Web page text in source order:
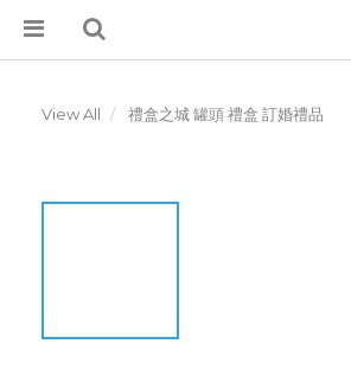
View All 禮盒之城 罐頭 禮盒 訂婚禮品